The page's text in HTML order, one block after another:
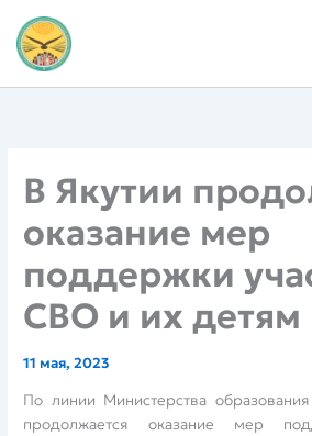
содержимому
В Якутии
оказание мер
поддержки
СВО и их детям
11 мая, 2023
По линии Министерства
продолжается оказание мер